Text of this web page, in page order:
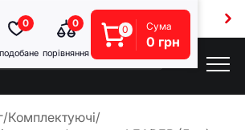
доставка від 5000 грн
0 0
0 Сума
0 грн
/Комплектуючі/